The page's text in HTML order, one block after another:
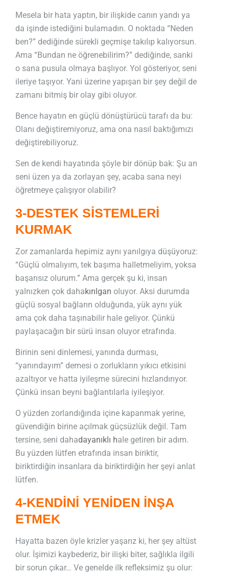
Mesela bir hata yaptın, bir ilişkide canın yandı ya
da işinde istediğini bulamadın. O noktada “Neden
ben?” dediğinde sürekli geçmişe takılıp kalıyorsun.
Ama “Bundan ne öğrenebilirim?” dediğinde, sanki
o sana pusula olmaya başlıyor. Yol gösteriyor, seni
ileriye taşıyor. Yani üzerine yapışan bir şey değil de
zamanı bitmiş bir olay gibi oluyor.
Bence hayatın en güçlü dönüştürücü tarafı da bu:
Olanı değiştiremiyoruz, ama ona nasıl baktığımızı
değiştirebiliyoruz.
Sen de kendi hayatında şöyle bir dönüp bak: Şu an
seni üzen ya da zorlayan şey, acaba sana neyi
öğretmeye çalışıyor olabilir?
3-DESTEK SİSTEMLERİ
KURMAK
Zor zamanlarda hepimiz aynı yanılgıya düşüyoruz:
“Güçlü olmalıyım, tek başıma halletmeliyim, yoksa
başarısız olurum.” Ama gerçek şu ki, insan
yalnızken çok dahakırılgan oluyor. Aksi durumda
güçlü sosyal bağların olduğunda, yük aynı yük
ama çok daha taşınabilir hale geliyor. Çünkü
paylaşacağın bir sürü insan oluyor etrafında.
Birinin seni dinlemesi, yanında durması,
“yanındayım” demesi o zorlukların yıkıcı etkisini
azaltıyor ve hatta iyileşme sürecini hızlandırıyor.
Çünkü insan beyni bağlantılarla iyileşiyor.
O yüzden zorlandığında içine kapanmak yerine,
güvendiğin birine açılmak güçsüzlük değil. Tam
tersine, seni dahadayanıklı hale getiren bir adım.
Bu yüzden lütfen etrafında insan biriktir,
biriktirdiğin insanlara da biriktirdiğin her şeyi anlat
lütfen.
4-KENDİNİ YENİDEN İNŞA
ETMEK
Hayatta bazen öyle krizler yaşarız ki, her şey altüst
olur. İşimizi kaybederiz, bir ilişki biter, sağlıkla ilgili
bir sorun çıkar… Ve genelde ilk refleksimiz şu olur: